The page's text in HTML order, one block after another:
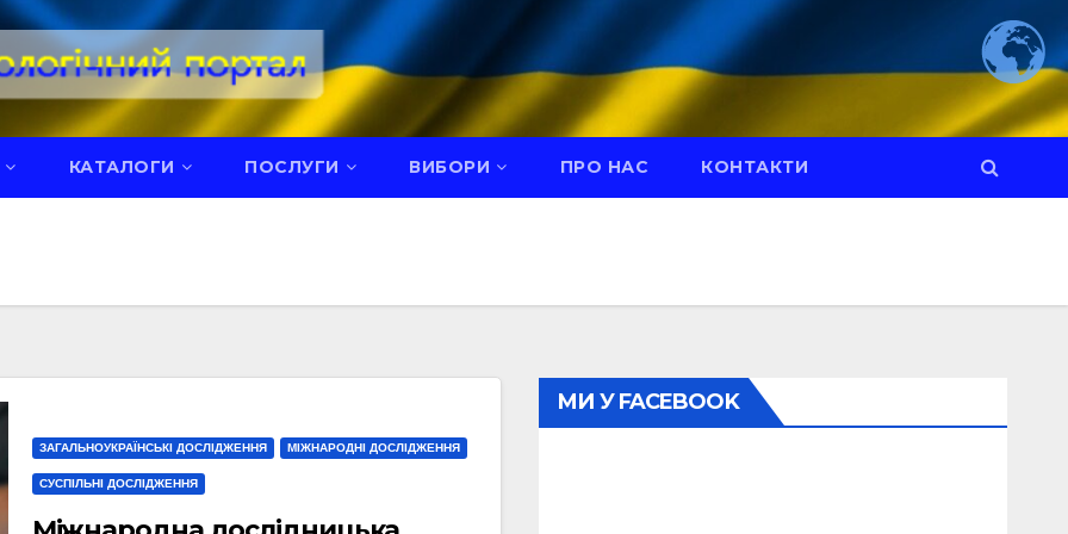
КАТАЛОГИ ПОСЛУГИ ВИБОРИ ПРО НАС КОНТАКТИ
ЗАГАЛЬНОУКРАЇНСЬКІ ДОСЛІДЖЕННЯ МІЖНАРОДНІ ДОСЛІДЖЕННЯ
СУСПІЛЬНІ ДОСЛІДЖЕННЯ
МИ У FACEBOOK